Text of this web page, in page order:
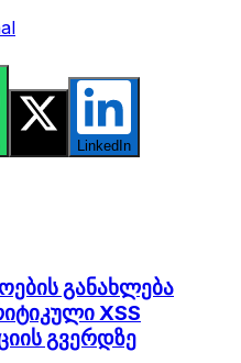
LinkedIn
განახლება
XSS
გვერდზე